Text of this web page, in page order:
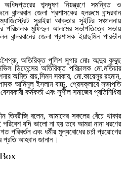
শব্দদূষণ নিয়ন্ত্রণে সমন্বিত ও
জেলা প্রশাসকের হলরুমে বান্দরবান
সুরাইয়া আক্তার সুইটির সঞ্চালনায়
পরিচালক মুফিদুল আলমের সভাপতিত্বে সভায়
বান্দরবানের জেলা প্রশাসক ইয়াছমিন পারভীন
অতিরিক্ত পুলিশ সুপার মোঃ আব্দুর কুদ্দুছ
ডিফেন্সের অতিরিক্ত পরিচালক মো.মতিয়ার
অমিত রায়,সিমন সরকার, মো.কায়েসুর রহমান,
আমিনুল ইসলাম বাচ্চু, প্রেসক্লারে সভাপতি
কর্মকর্তা এবং সুশীল সমাজের প্রতিনিধিরা
তিবরীজি বলেন, আমাদের সকলের বেঁচে থাকার
যদি ভালো না হয় তবে আমরা নানা ধরণের
এবং ধর্মীয় মুল্যবোধের চর্চা প্রয়োগের
প্রতি আহবান জানান।